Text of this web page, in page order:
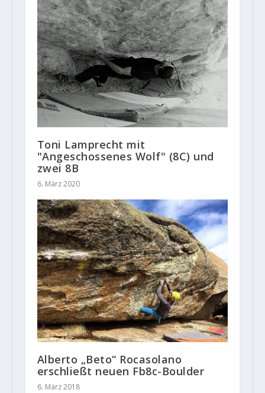
Toni Lamprecht mit
"Angeschossenes Wolf" (8C) und
zwei 8B
6. März 2020
Alberto „Beto“ Rocasolano
erschließt neuen Fb8c-Boulder
6. März 2018